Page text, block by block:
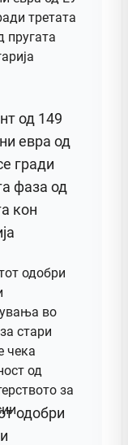
од 149
евра од
гради
фаза од
кон
одобри